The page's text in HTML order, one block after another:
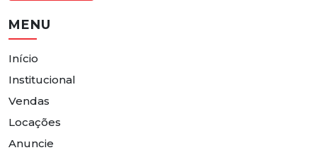
MENU
Início
Institucional
Vendas
Locações
Anuncie